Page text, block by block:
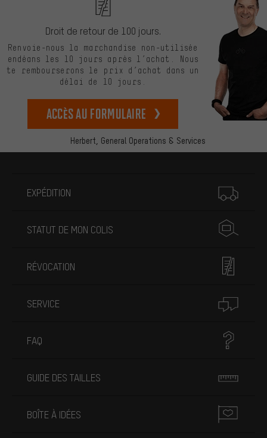
Herbert, General Operations & Services
Droit de retour de 100 jours.
Renvoie-nous la marchandise non-utilisée
endéans les 10 jours après l’achat. Nous
te rembourserons le prix d’achat dans un
délai de 10 jours.
Accès au formulaire
EXPÉDITION
STATUT DE MON COLIS
RÉVOCATION
SERVICE
FAQ
GUIDE DES TAILLES
BOÎTE À IDÉES